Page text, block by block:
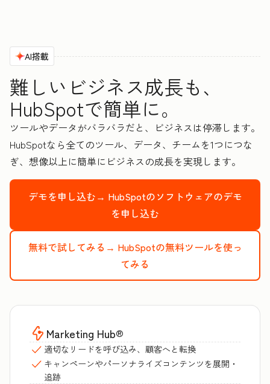
AI搭載
難しいビジネス成長も、
HubSpotで簡単に。
ツールやデータがバラバラだと、ビジネスは停滞します。
HubSpotなら全てのツール、データ、チームを1つにつな
ぎ、想像以上に簡単にビジネスの成長を実現します。
デモを申し込む→ HubSpotのソフトウェアのデモ
を申し込む
無料で試してみる→ HubSpotの無料ツールを使っ
てみる
Marketing Hub®
適切なリードを呼び込み、顧客へと転換
キャンペーンやパーソナライズコンテンツを展開・
追跡